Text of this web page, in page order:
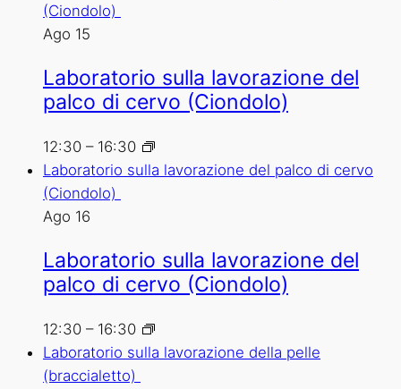
(Ciondolo)
Ago 15
Laboratorio sulla lavorazione del
palco di cervo (Ciondolo)
12:30 – 16:30
Laboratorio sulla lavorazione del palco di cervo
(Ciondolo)
Ago 16
Laboratorio sulla lavorazione del
palco di cervo (Ciondolo)
12:30 – 16:30
Laboratorio sulla lavorazione della pelle
(braccialetto)